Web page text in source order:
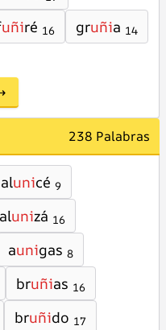
uñiré 16 gruñia 14
238 Palabras
alunicé 9
alunizá 16
aunigas 8
bruñias 16
bruñido 17